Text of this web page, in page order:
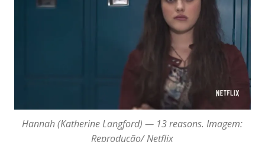
Hannah (Katherine Langford) — 13 reasons. Imagem:
Reprodução/ Netflix